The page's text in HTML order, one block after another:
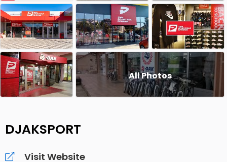
All Photos
DJAKSPORT
Visit Website